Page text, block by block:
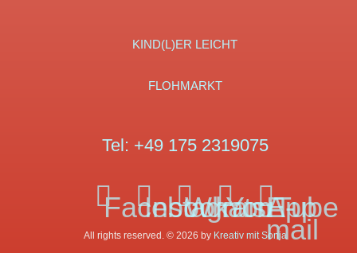
KIND(L)ER LEICHT
FLOHMARKT
Tel: +49 175 2319075
Facebook
Instagram
WhatsApp
YouTube
E-
mail
All rights reserved. © 2026 by Kreativ mit Sonja